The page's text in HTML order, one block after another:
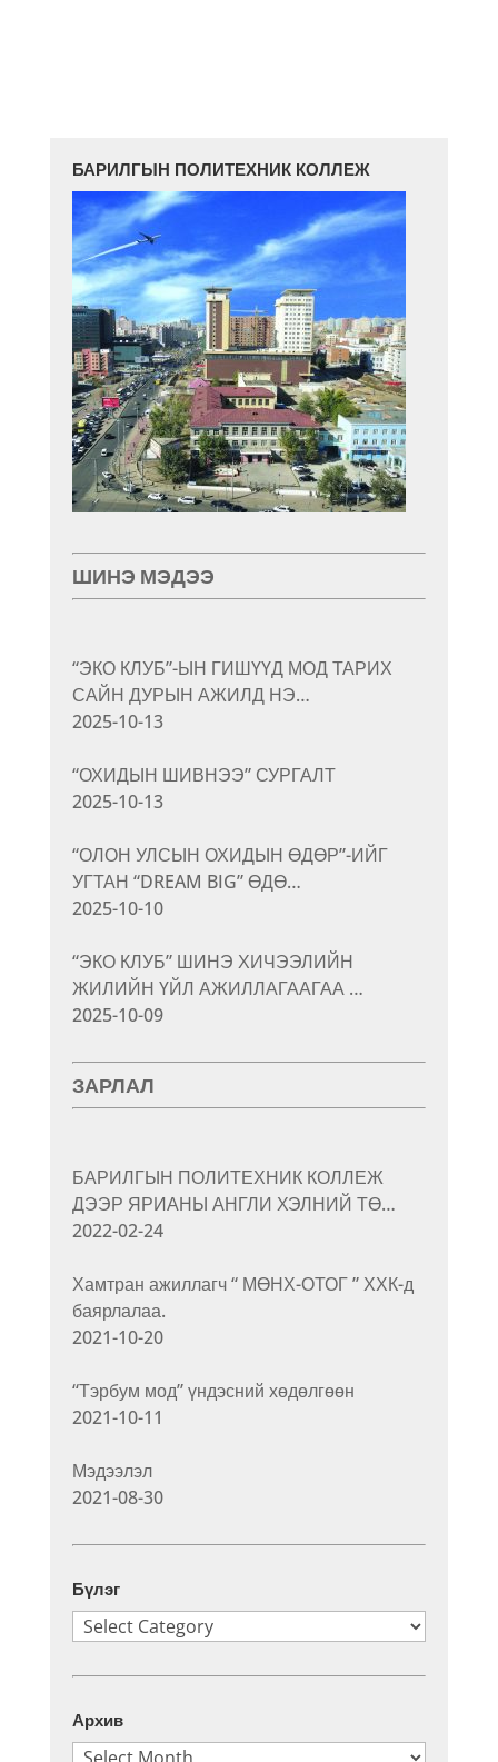
БАРИЛГЫН ПОЛИТЕХНИК КОЛЛЕЖ
ШИНЭ МЭДЭЭ
“ЭКО КЛУБ”-ЫН ГИШҮҮД МОД ТАРИХ
САЙН ДУРЫН АЖИЛД НЭ…
2025-10-13
“ОХИДЫН ШИВНЭЭ” СУРГАЛТ
2025-10-13
“ОЛОН УЛСЫН ОХИДЫН ӨДӨР”-ИЙГ
УГТАН “DREAM BIG” ӨДӨ…
2025-10-10
“ЭКО КЛУБ” ШИНЭ ХИЧЭЭЛИЙН
ЖИЛИЙН ҮЙЛ АЖИЛЛАГААГАА …
2025-10-09
ЗАРЛАЛ
БАРИЛГЫН ПОЛИТЕХНИК КОЛЛЕЖ
ДЭЭР ЯРИАНЫ АНГЛИ ХЭЛНИЙ ТӨ…
2022-02-24
Хамтран ажиллагч “ МӨНХ-ОТОГ ” ХХК-д
баярлалаа.
2021-10-20
“Тэрбум мод” үндэсний хөдөлгөөн
2021-10-11
Мэдээлэл
2021-08-30
Бүлэг
Бүлэг
Архив
Архив